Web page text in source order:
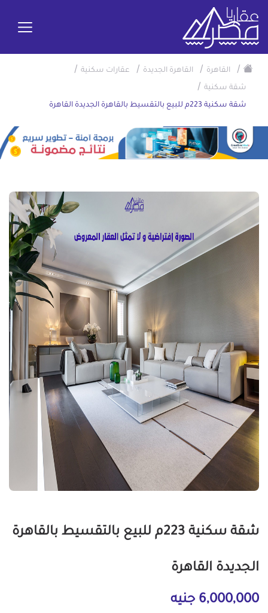
/ القاهرة / القاهرة الجديدة / عقارات سكنية /
شقة سكنية /
شقة سكنية 223م للبيع بالتقسيط بالقاهرة الجديدة القاهرة
شقة سكنية 223م للبيع بالتقسيط بالقاهرة
الجديدة القاهرة
6,000,000 جنيه